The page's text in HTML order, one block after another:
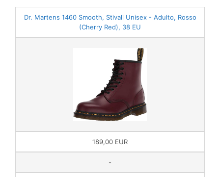
Dr. Martens 1460 Smooth, Stivali Unisex - Adulto, Rosso
(Cherry Red), 38 EU
189,00 EUR
-